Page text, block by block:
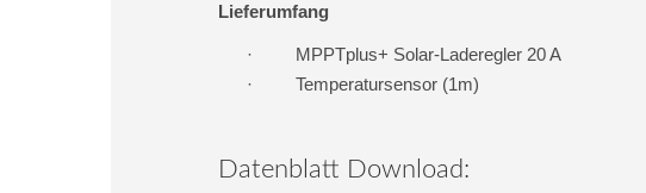
Lieferumfang
·
MPPTplus+ Solar-Laderegler 20 A
·
Temperatursensor (1m)
Datenblatt Download: